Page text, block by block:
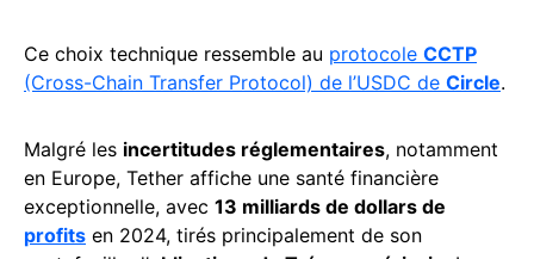
Ce choix technique ressemble au protocole CCTP
(Cross-Chain Transfer Protocol) de l’USDC de Circle.
Malgré les incertitudes réglementaires, notamment
en Europe, Tether affiche une santé financière
exceptionnelle, avec 13 milliards de dollars de
profits en 2024, tirés principalement de son